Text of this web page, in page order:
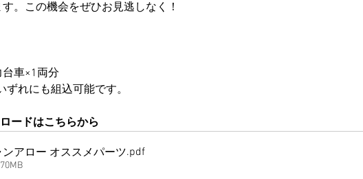
。この機会をぜひお見逃しなく！
台車×1両分
れにも組込可能です。
ードはこちらから
ンアロー オススメパーツ.pdf